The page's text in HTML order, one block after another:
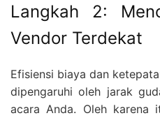
Langkah 2:
Vendor Terdekat
Efisiensi biaya dan
dipengaruhi oleh jarak
acara Anda. Oleh karena